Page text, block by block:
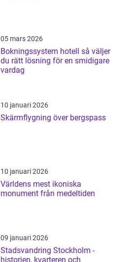
05 mars 2026
Bokningssystem hotell så väljer
du rätt lösning för en smidigare
vardag
10 januari 2026
Skärmflygning över bergspass
10 januari 2026
Världens mest ikoniska
monument från medeltiden
09 januari 2026
Stadsvandring Stockholm -
historien, kvarteren och